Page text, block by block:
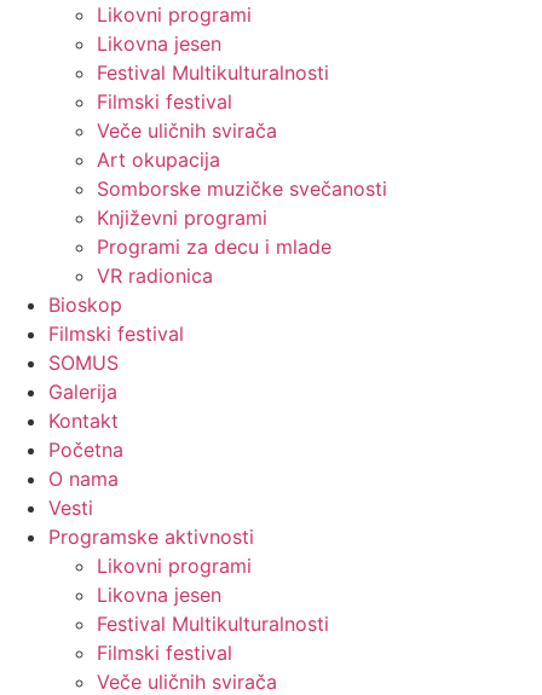
Likovni programi
Likovna jesen
Festival Multikulturalnosti
Filmski festival
Veče uličnih svirača
Art okupacija
Somborske muzičke svečanosti
Književni programi
Programi za decu i mlade
VR radionica
Bioskop
Filmski festival
SOMUS
Galerija
Kontakt
Početna
O nama
Vesti
Programske aktivnosti
Likovni programi
Likovna jesen
Festival Multikulturalnosti
Filmski festival
Veče uličnih svirača